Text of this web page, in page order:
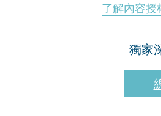
了解內容授
獨家